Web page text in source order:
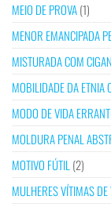
MEIO DE PROVA(1)
MENOR EMANCIPADA
MISTURADA COM
MOBILIDADE DA ETNIA
MODO DE VIDA
MOLDURA PENAL
MOTIVO FÚTIL (2)
MULHERES VÍTIMAS